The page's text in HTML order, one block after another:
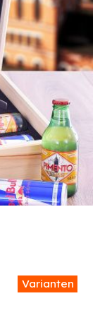
Varianten